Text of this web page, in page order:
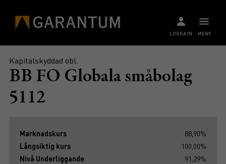
MENY
LOGGA IN
Kapitalskyddad obl.
BB FO Globala småbolag
5112
Marknadskurs
88,90%
Långsiktig kurs
100,00%
Nivå Underliggande
91,29%